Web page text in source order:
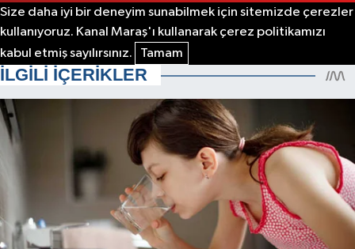
Size daha iyi bir deneyim sunabilmek için sitemizde çerezler
kullanıyoruz. Kanal Maraş'ı kullanarak çerez politikamızı
kabul etmiş sayılırsınız.
Tamam